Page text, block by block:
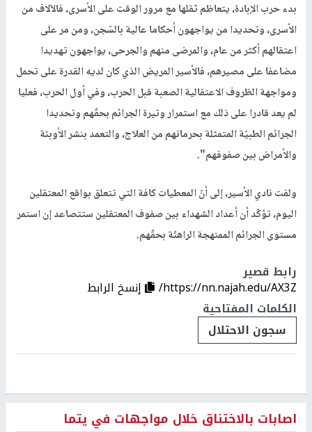
بدء حرب الإبادة، يتعاظم ثقلها مع مرور الوقت على الأسرى، فالآلاف من
الأسرى، وتحديدا من يواجهون أحكاما عالية بالسّجن، ومن مر على
اعتقالهم أكثر من عام، والمرضى منهم والجرحى، يواجهون تهديدا
مضاعفا على مصيرهم، فالأسير المريض الذي كان لديه القدرة على تحمل
ومواجهة الظروف الاعتقالية الصعبة قبل الحرب، وفي أول الحرب، فعليا
لم يعد قادرا على ذلك مع استمرار وتيرة الجرائم بحقّهم وتحديدا
الجرائم الطبيّة المتمثلة بحرمانهم من العلاج، والتعمد بنشر الأوبئة
والأمراض بين صفوفهم".
ولفت نادي الأسير، إلى أنّ المعطيات كافة التي تتعلق بواقع المعتقلين
اليوم، تؤكّد أن أعداد الشهداء بين صفوف المعتقلين ستتصاعد إن استمر
مستوى الجرائم الممنهجة الراهنّة بحقّهم.
رابط قصير
https://nn.najah.edu/AX3Z/
إنسخ الرابط
الكلمات المفتاحية
سجون الاحتلال
اصابات بالاختناق خلال مواجهات في يتما